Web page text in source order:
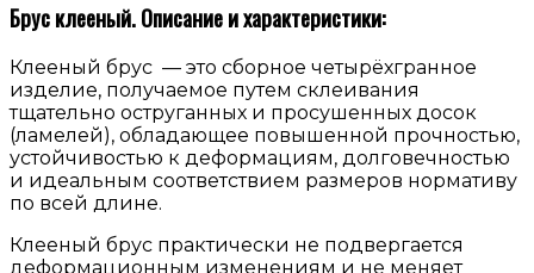
Брус клееный. Описание и характеристики:
Клееный брус — это сборное четырёхгранное
изделие, получаемое путем склеивания
тщательно оструганных и просушенных досок
(ламелей), обладающее повышенной прочностью,
устойчивостью к деформациям, долговечностью
и идеальным соответствием размеров нормативу
по всей длине.
Клееный брус практически не подвергается
деформационным изменениям и не меняет